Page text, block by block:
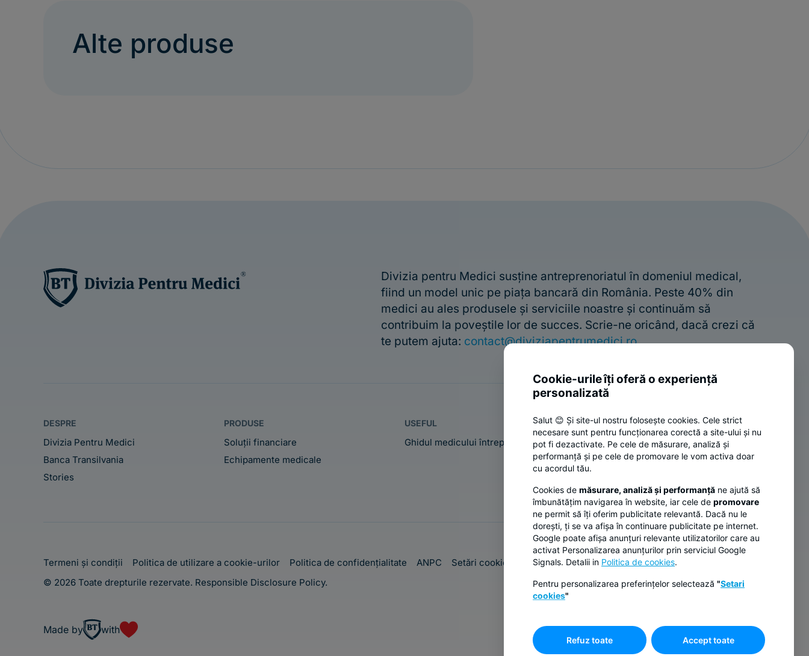
Alte produse
Divizia pentru Medici susține antreprenoriatul în domeniul medical,
fiind un model unic pe piața bancară din România. Peste 40% din
medici au ales produsele și serviciile noastre și continuăm să
contribuim la poveștile lor de succes. Scrie-ne oricând, dacă crezi că
te putem ajuta: contact@diviziapentrumedici.ro
DESPRE
Divizia Pentru Medici
Banca Transilvania
Stories
PRODUSE
Soluții financiare
Echipamente medicale
USEFUL
Ghidul medicului întreprinzător
CONTACT
0264 308 028
Scrie-ne oricând la:
contact@diviziapentrumedici.ro
Termeni și condiții Politica de utilizare a cookie-urilor Politica de confidențialitate ANPC
Setări cookies
© 2026 Toate drepturile rezervate. Responsible Disclosure Policy.
Made by with
Cookie-urile îți oferă o experiență
personalizată
Salut 😊 Și site-ul nostru folosește cookies. Cele strict
necesare sunt pentru funcționarea corectă a site-ului și nu
pot fi dezactivate. Pe cele de măsurare, analiză și
performanță și pe cele de promovare le vom activa doar
cu acordul tău.
Cookies de măsurare, analiză și performanță ne ajută să
îmbunătățim navigarea în website, iar cele de promovare
ne permit să îți oferim publicitate relevantă. Dacă nu le
dorești, ți se va afișa în continuare publicitate pe internet.
Google poate afișa anunțuri relevante utilizatorilor care au
activat Personalizarea anunțurilor prin serviciul Google
Signals. Detalii in Politica de cookies.
Pentru personalizarea preferințelor selectează "Setari
cookies"
Refuz toate Accept toate